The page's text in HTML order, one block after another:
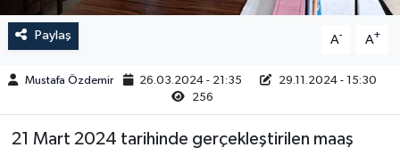
Paylaş A- A+
Mustafa Özdemir 26.03.2024 - 21:35
29.11.2024 - 15:30
256
21 Mart 2024 tarihinde gerçekleştirilen maaş
Ülke
Etiketler
Dünya
Yaşam
Teknoloji